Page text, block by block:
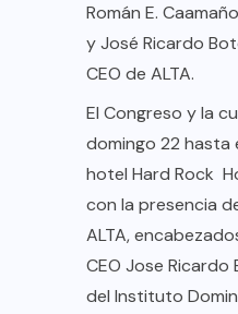
Román E.
y José Ricardo
CEO de ALTA.
El Congreso y la
domingo 22 hasta
hotel Hard Rock
con la presencia
ALTA,
CEO Jose
del Instituto